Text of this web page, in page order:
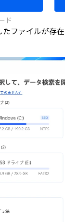
ド
ファイルが存